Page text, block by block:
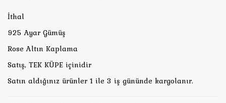
İthal
925 Ayar Gümüş
Rose Altın Kaplama
Satış, TEK KÜPE içinidir
Satın aldığınız ürünler 1 ile 3 iş gününde kargolanır.